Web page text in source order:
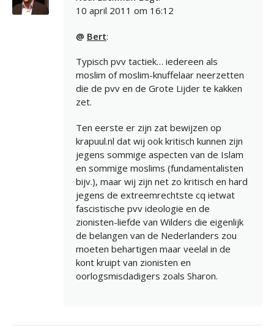
10 april 2011 om 16:12
@ Bert:
Typisch pvv tactiek… iedereen als
moslim of moslim-knuffelaar neerzetten
die de pvv en de Grote Lijder te kakken
zet.
Ten eerste er zijn zat bewijzen op
krapuul.nl dat wij ook kritisch kunnen zijn
jegens sommige aspecten van de Islam
en sommige moslims (fundamentalisten
bijv.), maar wij zijn net zo kritisch en hard
jegens de extreemrechtste cq ietwat
fascistische pvv ideologie en de
zionisten-liefde van Wilders die eigenlijk
de belangen van de Nederlanders zou
moeten behartigen maar veelal in de
kont kruipt van zionisten en
oorlogsmisdadigers zoals Sharon.